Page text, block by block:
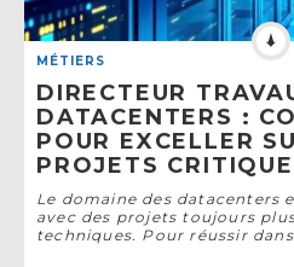
MÉTIERS
DIRECTEUR
DATACENTERS :
POUR EXCELLER
PROJETS
Le domaine des datacenters
avec des projets toujours
techniques. Pour réussir